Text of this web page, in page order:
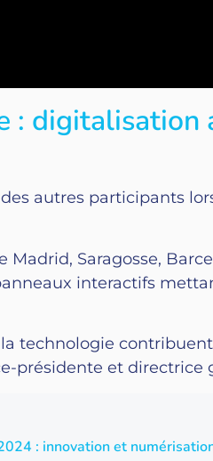
: digitalisation
autres participants
Saragosse,
interactifs
technologie
présidente et directrice